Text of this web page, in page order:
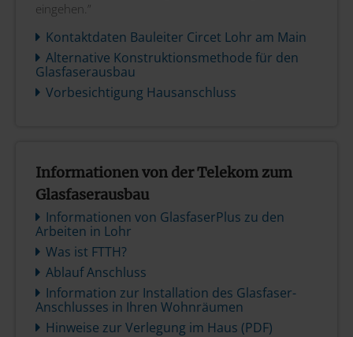
eingehen.”
Kontaktdaten Bauleiter Circet Lohr am Main
Alternative Konstruktionsmethode für den
Glasfaserausbau
Vorbesichtigung Hausanschluss
Informationen von der Telekom zum
Glasfaserausbau
Informationen von GlasfaserPlus zu den
Arbeiten in Lohr
Was ist FTTH?
Ablauf Anschluss
Information zur Installation des Glasfaser-
Anschlusses in Ihren Wohnräumen
Hinweise zur Verlegung im Haus (PDF)